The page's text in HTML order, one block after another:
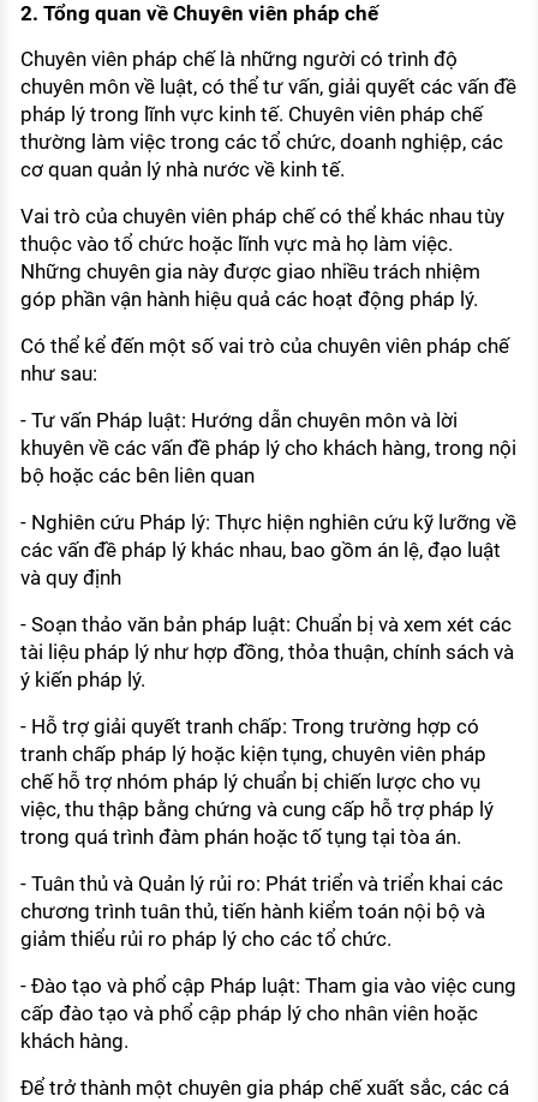
2. Tổng quan về Chuyên viên pháp chế
Chuyên viên pháp chế là những người có trình độ
chuyên môn về luật, có thể tư vấn, giải quyết các vấn đề
pháp lý trong lĩnh vực kinh tế. Chuyên viên pháp chế
thường làm việc trong các tổ chức, doanh nghiệp, các
cơ quan quản lý nhà nước về kinh tế.
Vai trò của chuyên viên pháp chế có thể khác nhau tùy
thuộc vào tổ chức hoặc lĩnh vực mà họ làm việc.
Những chuyên gia này được giao nhiều trách nhiệm
góp phần vận hành hiệu quả các hoạt động pháp lý.
Có thể kể đến một số vai trò của chuyên viên pháp chế
như sau:
- Tư vấn Pháp luật: Hướng dẫn chuyên môn và lời
khuyên về các vấn đề pháp lý cho khách hàng, trong nội
bộ hoặc các bên liên quan
- Nghiên cứu Pháp lý: Thực hiện nghiên cứu kỹ lưỡng về
các vấn đề pháp lý khác nhau, bao gồm án lệ, đạo luật
và quy định
- Soạn thảo văn bản pháp luật: Chuẩn bị và xem xét các
tài liệu pháp lý như hợp đồng, thỏa thuận, chính sách và
ý kiến pháp lý.
- Hỗ trợ giải quyết tranh chấp: Trong trường hợp có
tranh chấp pháp lý hoặc kiện tụng, chuyên viên pháp
chế hỗ trợ nhóm pháp lý chuẩn bị chiến lược cho vụ
việc, thu thập bằng chứng và cung cấp hỗ trợ pháp lý
trong quá trình đàm phán hoặc tố tụng tại tòa án.
- Tuân thủ và Quản lý rủi ro: Phát triển và triển khai các
chương trình tuân thủ, tiến hành kiểm toán nội bộ và
giảm thiểu rủi ro pháp lý cho các tổ chức.
- Đào tạo và phổ cập Pháp luật: Tham gia vào việc cung
cấp đào tạo và phổ cập pháp lý cho nhân viên hoặc
khách hàng.
Để trở thành một chuyên gia pháp chế xuất sắc, các cá